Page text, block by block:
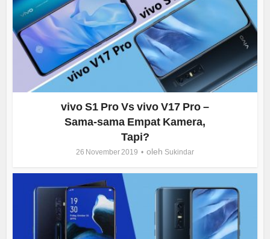
vivo S1 Pro Vs vivo V17 Pro –
Sama-sama Empat Kamera,
Tapi?
26 November 2019 oleh Sukindar